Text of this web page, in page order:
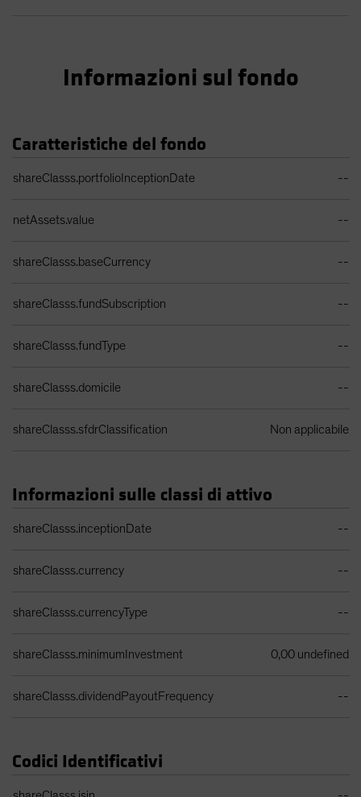
Informazioni sul fondo
Caratteristiche del fondo
shareClasss.portfolioInceptionDate --
netAssets.value --
shareClasss.baseCurrency --
shareClasss.fundSubscription --
shareClasss.fundType --
shareClasss.domicile --
shareClasss.sfdrClassification Non applicabile
Informazioni sulle classi di attivo
shareClasss.inceptionDate --
shareClasss.currency --
shareClasss.currencyType --
shareClasss.minimumInvestment 0,00 undefined
shareClasss.dividendPayoutFrequency --
Codici Identificativi